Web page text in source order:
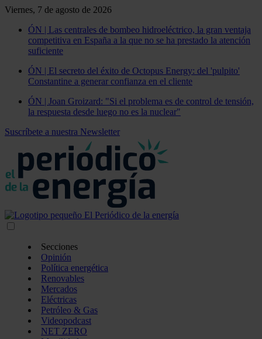
Viernes, 7 de agosto de 2026
ÓN | Las centrales de bombeo hidroeléctrico, la gran ventaja
competitiva en España a la que no se ha prestado la atención
suficiente
ÓN | El secreto del éxito de Octopus Energy: del 'pulpito'
Constantine a generar confianza en el cliente
ÓN | Joan Groizard: "Si el problema es de control de tensión,
la respuesta desde luego no es la nuclear"
Suscríbete a nuestra Newsletter
Secciones
Opinión
Política energética
Renovables
Mercados
Eléctricas
Petróleo & Gas
Videopodcast
NET ZERO